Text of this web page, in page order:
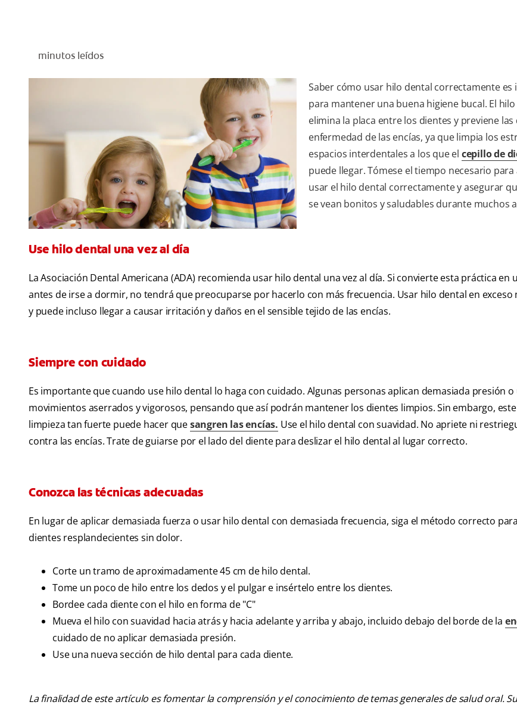
minutos leídos
Saber cómo usar hilo dental correctamente es
para mantener una buena higiene bucal. El
elimina la placa entre los dientes y previene las
enfermedad de las encías, ya que limpia los
espacios interdentales a los que el cepillo de
puede llegar. Tómese el tiempo necesario
usar el hilo dental correctamente y asegurar
se vean bonitos y saludables durante muchos
Use hilo dental una vez al día
La Asociación Dental Americana (ADA) recomienda usar hilo dental una vez al día. Si convierte esta práctica en
antes de irse a dormir, no tendrá que preocuparse por hacerlo con más frecuencia. Usar hilo dental en exceso
y puede incluso llegar a causar irritación y daños en el sensible tejido de las encías.
Siempre con cuidado
Es importante que cuando use hilo dental lo haga con cuidado. Algunas personas aplican demasiada presión o
movimientos aserrados y vigorosos, pensando que así podrán mantener los dientes limpios. Sin embargo,
limpieza tan fuerte puede hacer quesangren las encías. Use el hilo dental con suavidad. No apriete ni
contra las encías. Trate de guiarse por el lado del diente para deslizar el hilo dental al lugar correcto.
Conozca las técnicas adecuadas
En lugar de aplicar demasiada fuerza o usar hilo dental con demasiada frecuencia, siga el método correcto
dientes resplandecientes sin dolor.
Corte un tramo de aproximadamente 45 cm de hilo dental.
Tome un poco de hilo entre los dedos y el pulgar e insértelo entre los dientes.
Bordee cada diente con el hilo en forma de "C"
Mueva el hilo con suavidad hacia atrás y hacia adelante y arriba y abajo, incluido debajo del borde de la
cuidado de no aplicar demasiada presión.
Use una nueva sección de hilo dental para cada diente.
La finalidad de este artículo es fomentar la comprensión y el conocimiento de temas generales de salud oral.